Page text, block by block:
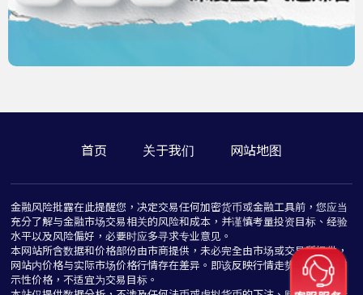
首页 关于我们 网站地图
金融风险批露在此提醒您，决定交易任何加密货币或金融工具前，您应当
充分了解与金融市场交易相关的风险和成本，并谨慎考量投资目标、经验
水平以及风险偏好，必要时应多寻求专业意见。
本网站所含数据和价格部份由市商提供，未必完全由市场或交易所提供，
网站内价格与实际市场价格行情存在差异。即该反映行情走势价格仅为指
示性价格，不适宜为交易目标。